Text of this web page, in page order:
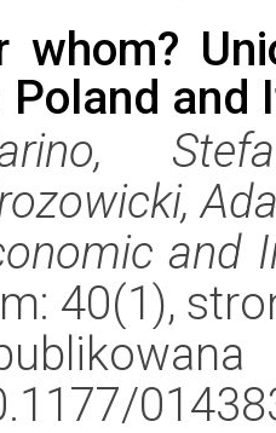
whom?
and
and
40(1),